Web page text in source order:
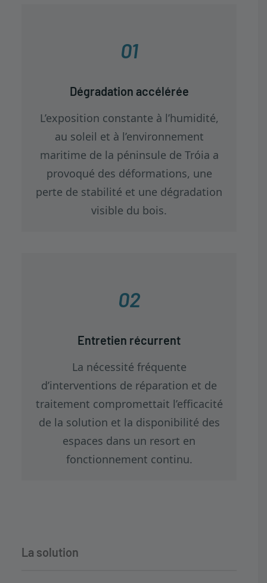
01
Dégradation accélérée
L’exposition constante à l’humidité,
au soleil et à l’environnement
maritime de la péninsule de Tróia a
provoqué des déformations, une
perte de stabilité et une dégradation
visible du bois.
02
Entretien récurrent
La nécessité fréquente
d’interventions de réparation et de
traitement compromettait l’efficacité
de la solution et la disponibilité des
espaces dans un resort en
fonctionnement continu.
La solution